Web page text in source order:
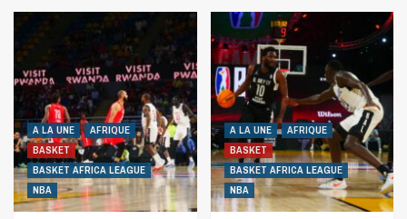
A LA UNE
AFRIQUE
BASKET
BASKET AFRICA LEAGUE
NBA
A LA UNE
AFRIQUE
BASKET
BASKET AFRICA LEAGUE
NBA